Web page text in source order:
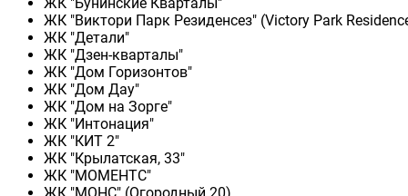
ЖК "Виктори Парк Резиденсез" (Victory Park
ЖК "Детали"
ЖК "Дзен-кварталы"
ЖК "Дом Горизонтов"
ЖК "Дом Дау"
ЖК "Дом на Зорге"
ЖК "Интонация"
ЖК "КИТ 2"
ЖК "Крылатская, 33"
ЖК "МОМЕНТС"